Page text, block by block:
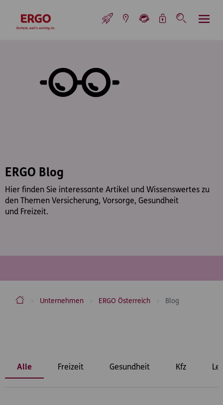
zur Startseite
ERGO Blog
Hier finden Sie interessante Artikel und Wissenswertes zu
den Themen Versicherung, Vorsorge, Gesundheit
und Freizeit.
ERGO Versicherung Aktiengesellschaft
Unternehmen ERGO Österreich Blog
Alle Freizeit Gesundheit Kfz